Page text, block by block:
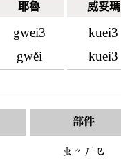
耶魯 威妥瑪
gwei3
gwěi
kuei3
kuei3
部件
󶅶󶀾󶀕󶁋